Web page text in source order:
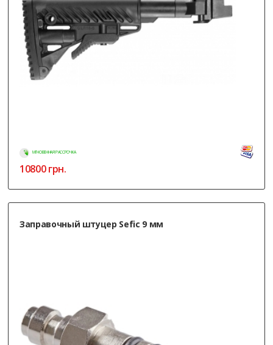
МГНОВЕННАЯ РАССРОЧКА
10800грн.
Заправочный штуцер Sefic 9 мм